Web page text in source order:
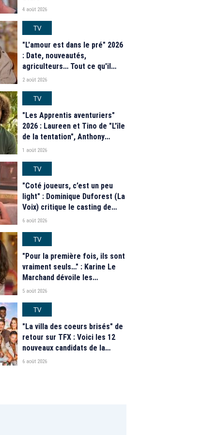
4 août 2026
TV
"L'amour est dans le pré" 2026
: Date, nouveautés,
agriculteurs… Tout ce qu'il
faut savoir sur la saison 21 du
2 août 2026
TV
"Les Apprentis aventuriers"
2026 : Laureen et Tino de "L'île
de la tentation", Anthony
Matéo, Jade Leboeuf... Le
de la télé-réalité de W9
1 août 2026
TV
"Coté joueurs, c’est un peu
light" : Dominique Duforest (La
Voix) critique le casting de
"Secret Story" 2026
6 août 2026
TV
"Pour la première fois, ils sont
vraiment seuls…" : Karine Le
Marchand dévoile les
nouveautés des speed dating
2026
5 août 2026
TV
"La villa des coeurs brisés" de
retour sur TFX : Voici les 12
nouveaux candidats de la
saison 2026
6 août 2026